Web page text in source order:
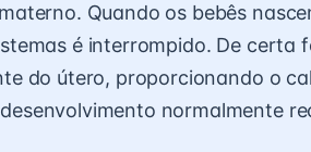
Quando os bebês
é interrompido. De certa
do útero, proporcionando o
normalmente